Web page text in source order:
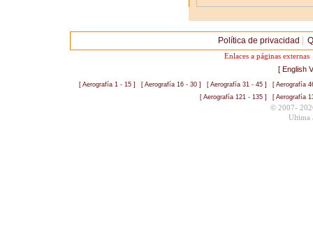
Política de privacidad
Enlaces a páginas
[ English
[ Aerografía 1 - 15 ] [ Aerografía 16 - 30 ] [ Aerografía 31 - 45 ]
[ Aerografía
[ Aerografía 121 - 135 ]
[ Aerografía
© 2007-
Ultima